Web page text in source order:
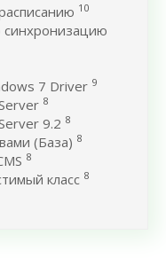
10
7 Driver 9
8
9.2 8
(База) 8
8
класс 8